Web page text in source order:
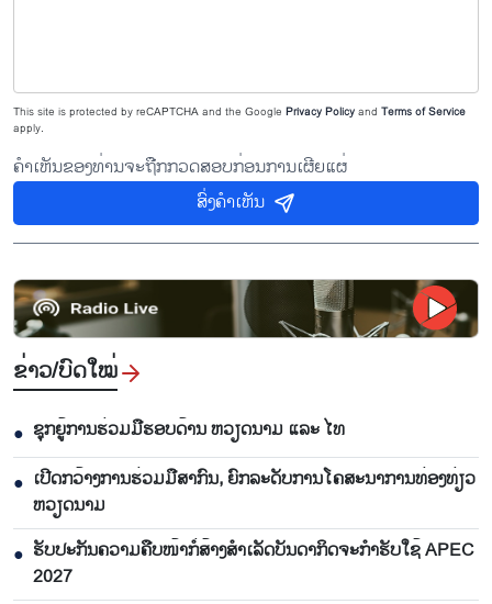
This site is protected by reCAPTCHA and the Google Privacy Policyand Terms of Service
apply.
ຄຳເຫັນຂອງທ່ານຈະຖືກກວດສອບກ່ອນການເຜີຍແຜ່
ສົ່ງຄຳເຫັນ
ຂ່າວ/ບົດ​ໃໝ່
● ຊຸກຍູ້ການຮ່ວມມືຮອບດ້ານ ຫວຽດນາມ ແລະ ໄທ
● ເປີດກວ້າງການຮ່ວມມືສາກົນ, ຍົກລະດັບການໂຄສະນາການທ່ອງທ່ຽວ
ຫວຽດນາມ
● ຮັບປະກັນຄວາມຄືບໜ້າກໍ່ສ້າງສຳເລັດບັນດາກິດຈະກຳຮັບໃຊ້ APEC
2027